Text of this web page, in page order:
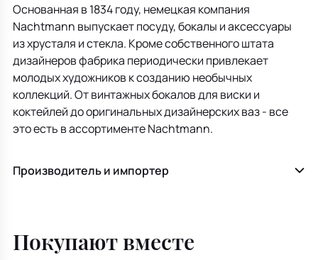
Основанная в 1834 году, немецкая компания
Nachtmann выпускает посуду, бокалы и аксессуары
из хрусталя и стекла. Кроме собственного штата
дизайнеров фабрика периодически привлекает
молодых художников к созданию необычных
коллекций. От винтажных бокалов для виски и
коктейлей до оригинальных дизайнерских ваз - все
это есть в ассортименте Nachtmann.
Производитель и импортер
Покупают вместе